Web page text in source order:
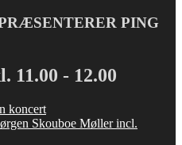
PING
11.00 - 12.00
koncert
Skouboe Møller incl.